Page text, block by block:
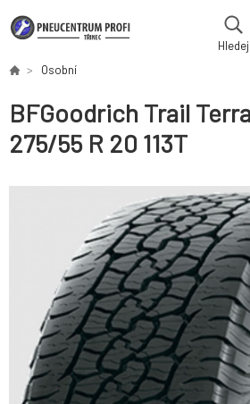
Hledej
Osobní
BFGoodrich Trail
275/55 R 20 113T